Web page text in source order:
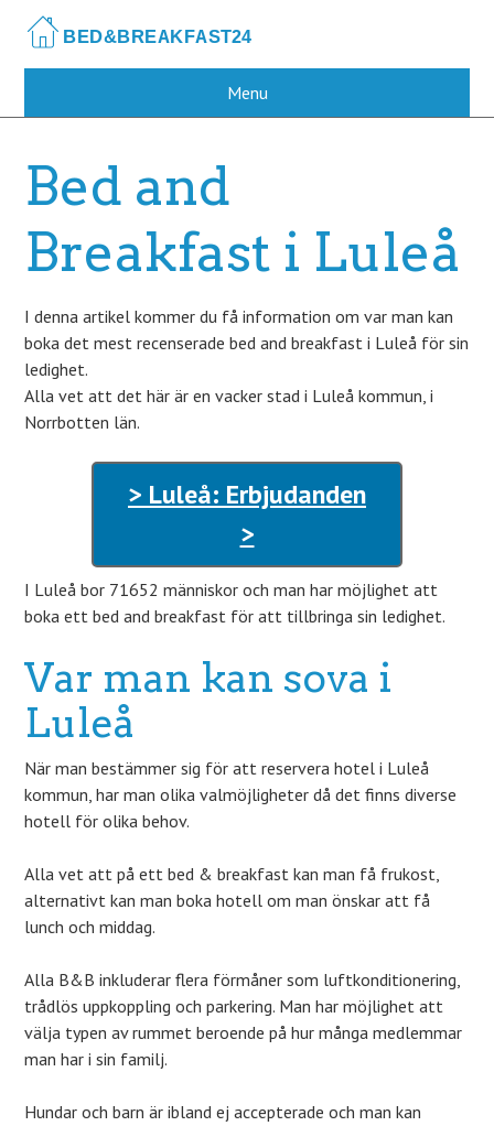
main
Menu
Bed and
Breakfast i Luleå
I denna artikel kommer du få information om var man kan
boka det mest recenserade bed and breakfast i Luleå för sin
ledighet.
Alla vet att det här är en vacker stad i Luleå kommun, i
Norrbotten län.
> Luleå: Erbjudanden
>
I Luleå bor 71652 människor och man har möjlighet att
boka ett bed and breakfast för att tillbringa sin ledighet.
Var man kan sova i
Luleå
När man bestämmer sig för att reservera hotel i Luleå
kommun, har man olika valmöjligheter då det finns diverse
hotell för olika behov.
Alla vet att på ett bed & breakfast kan man få frukost,
alternativt kan man boka hotell om man önskar att få
lunch och middag.
Alla B&B inkluderar flera förmåner som luftkonditionering,
trådlös uppkoppling och parkering. Man har möjlighet att
välja typen av rummet beroende på hur många medlemmar
man har i sin familj.
Hundar och barn är ibland ej accepterade och man kan